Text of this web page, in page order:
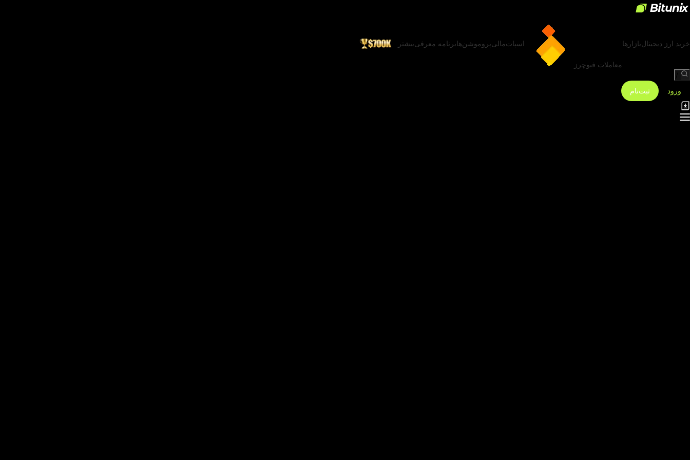
خرید ارز دیجیتالبازارها
معاملات فیوچرز
اسپاتمالیپروموشن‌هابرنامه معرفیبیشتر
ورود
ثبت‌نام